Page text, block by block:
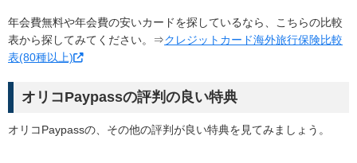
年会費無料や年会費の安いカードを探しているなら、こちらの比較
表から探してみてください。⇒クレジットカード海外旅行保険比較
表(80種以上)
オリコPaypassの評判の良い特典
オリコPaypassの、その他の評判が良い特典を見てみましょう。